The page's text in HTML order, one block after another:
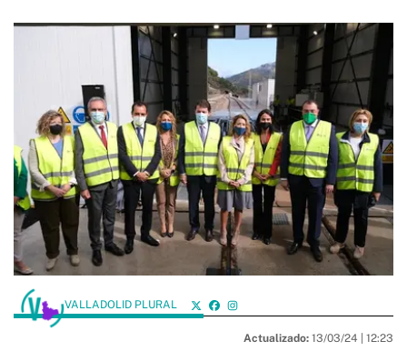
VALLADOLID PLURAL
Actualizado: 13/03/24 | 12:23